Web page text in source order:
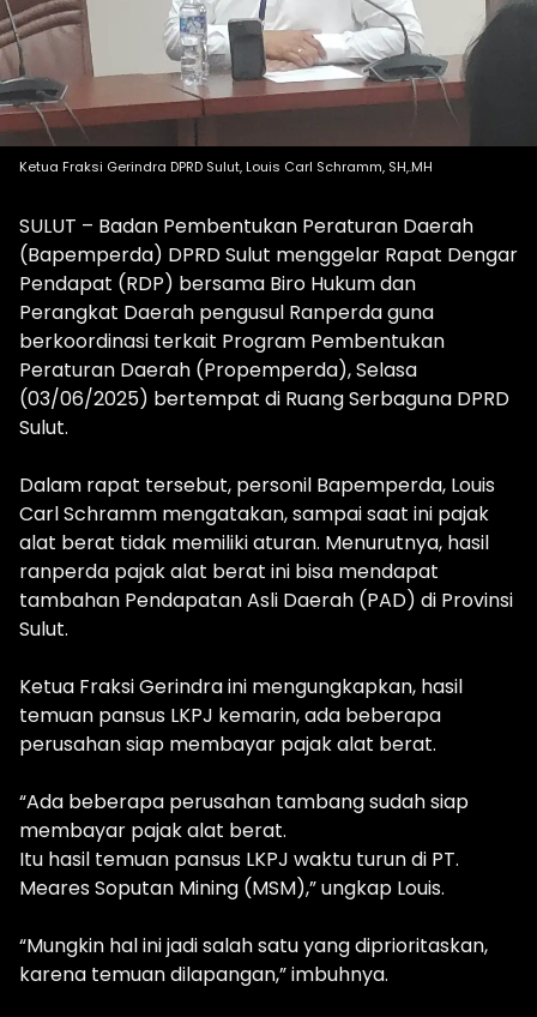
Ketua Fraksi Gerindra DPRD Sulut, Louis Carl Schramm, SH,.MH
SULUT – Badan Pembentukan Peraturan Daerah
(Bapemperda) DPRD Sulut menggelar Rapat Dengar
Pendapat (RDP) bersama Biro Hukum dan
Perangkat Daerah pengusul Ranperda guna
berkoordinasi terkait Program Pembentukan
Peraturan Daerah (Propemperda), Selasa
(03/06/2025) bertempat di Ruang Serbaguna DPRD
Sulut.
Dalam rapat tersebut, personil Bapemperda, Louis
Carl Schramm mengatakan, sampai saat ini pajak
alat berat tidak memiliki aturan. Menurutnya, hasil
ranperda pajak alat berat ini bisa mendapat
tambahan Pendapatan Asli Daerah (PAD) di Provinsi
Sulut.
Ketua Fraksi Gerindra ini mengungkapkan, hasil
temuan pansus LKPJ kemarin, ada beberapa
perusahan siap membayar pajak alat berat.
“Ada beberapa perusahan tambang sudah siap
membayar pajak alat berat.
Itu hasil temuan pansus LKPJ waktu turun di PT.
Meares Soputan Mining (MSM),” ungkap Louis.
“Mungkin hal ini jadi salah satu yang diprioritaskan,
karena temuan dilapangan,” imbuhnya.